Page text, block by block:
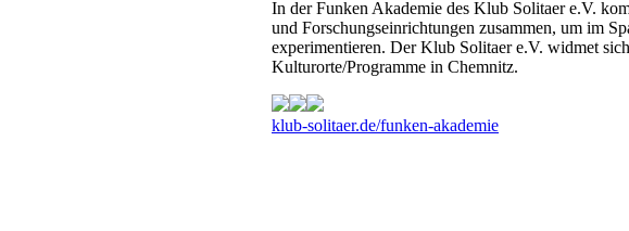
In der Funken Akademie des Klub Solitaer e.V.
und Forschungseinrichtungen zusammen, um im
experimentieren. Der Klub Solitaer e.V. widmet
Kulturorte/Programme in Chemnitz.
klub-solitaer.de/funken-akademie